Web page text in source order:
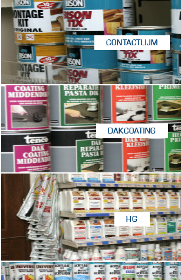
CONTACTLIJM
DAKCOATING
HG